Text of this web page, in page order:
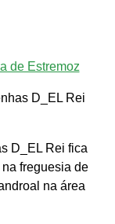
de Estremoz
D_EL Rei
D_EL Rei fica
freguesia de
na área